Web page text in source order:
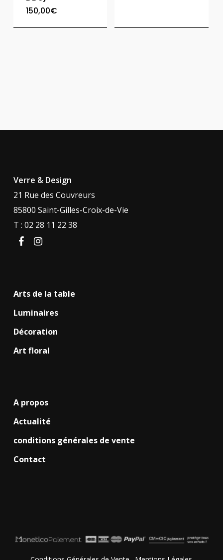
150,00€
Verre & Design
21 Rue des Couvreurs
85800 Saint-Gilles-Croix-de-Vie
T : 02 28 11 22 38
facebookinstagram
Arts de la table
Luminaires
Décoration
Art floral
A propos
Actualité
conditions générales de vente
Contact